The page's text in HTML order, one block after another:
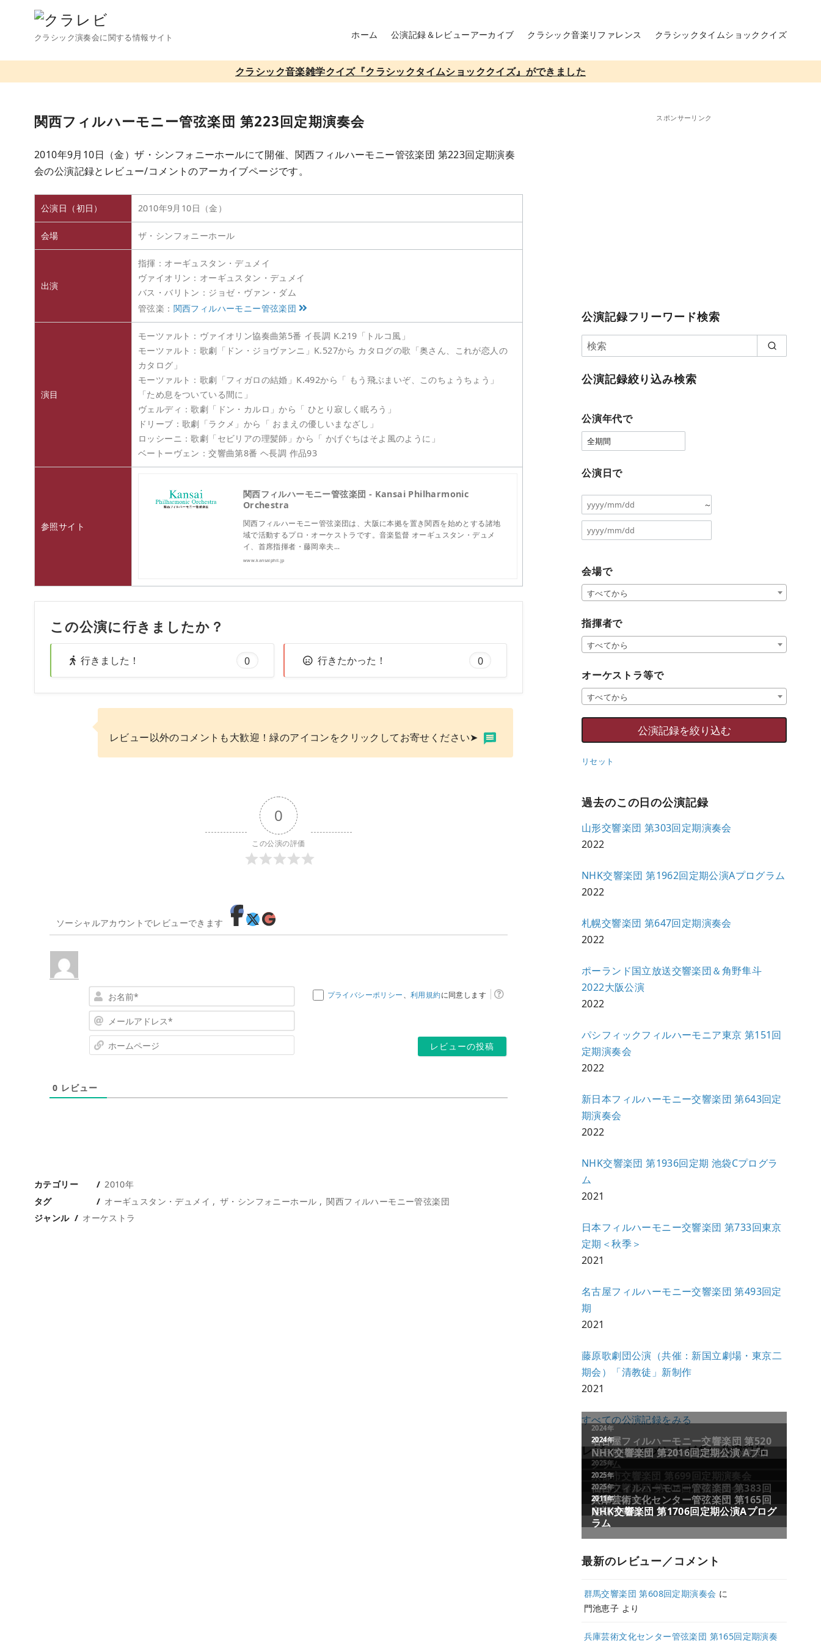
クラシック演奏会に関する情報サイト ホーム 公演記録＆レビューアーカイブ クラシック音楽リファレンス クラシックタイムショッククイズ
クラシック音楽雑学クイズ『クラシックタイムショッククイズ』ができました
関西フィルハーモニー管弦楽団 第223回定期演奏会
2010年9月10日（金）ザ・シンフォニーホールにて開催、関西フィルハーモニー管弦楽団 第223回定期演奏
会の公演記録とレビュー/コメントのアーカイブページです。
公演日（初日） 2010年9月10日（金）
会場 ザ・シンフォニーホール
出演
指揮：オーギュスタン・デュメイ
ヴァイオリン：オーギュスタン・デュメイ
バス・バリトン：ジョゼ・ヴァン・ダム
管弦楽： 関西フィルハーモニー管弦楽団
演目
モーツァルト：ヴァイオリン協奏曲第5番 イ長調 K.219「トルコ風」
モーツァルト：歌劇「ドン・ジョヴァンニ」K.527から カタログの歌「奥さん、これが恋人の
カタログ」
モーツァルト：歌劇「フィガロの結婚」K.492から「 もう飛ぶまいぞ、このちょうちょう」
「ため息をついている間に」
ヴェルディ：歌劇「ドン・カルロ」から「 ひとり寂しく眠ろう」
ドリーブ：歌劇「ラクメ」から「 おまえの優しいまなざし」
ロッシーニ：歌劇「セビリアの理髪師」から「 かげぐちはそよ風のように」
ベートーヴェン：交響曲第8番 ヘ長調 作品93
参照サイト
関西フィルハーモニー管弦楽団 - Kansai Philharmonic
Orchestra
関西フィルハーモニー管弦楽団は、大阪に本拠を置き関西を始めとする諸地
域で活動するプロ・オーケストラです。音楽監督 オーギュスタン・デュメ
イ、首席指揮者・藤岡幸夫…
www.kansaiphil.jp
この公演に行きましたか？
行きました！ 0 行きたかった！ 0
レビュー以外のコメントも大歓迎！緑のアイコンをクリックしてお寄せください➤
0
この公演の評価
ソーシャルアカウントでレビューできます
名
*ー
ス
ー
ー
プライバシーポリシー、 利用規約に同意します
0 レビュー
カテゴリー
2010年
タグ
オーギュスタン・デュメイ ザ・シンフォニーホール
関西フィルハーモニー管弦楽団
ジャンル
オーケストラ
スポンサーリンク
公演記録フリーワード検索
公演記録絞り込み検索
公演年代で
公演日で
～
会場で
すべてから
指揮者で
すべてから
オーケストラ等で
すべてから
リセット
過去のこの日の公演記録
山形交響楽団 第303回定期演奏会
2022
NHK交響楽団 第1962回定期公演Aプログラム
2022
札幌交響楽団 第647回定期演奏会
2022
ポーランド国立放送交響楽団＆角野隼斗
2022大阪公演
2022
パシフィックフィルハーモニア東京 第151回
定期演奏会
2022
新日本フィルハーモニー交響楽団 第643回定
期演奏会
2022
NHK交響楽団 第1936回定期 池袋Cプログラ
ム
2021
日本フィルハーモニー交響楽団 第733回東京
定期＜秋季＞
2021
名古屋フィルハーモニー交響楽団 第493回定
期
2021
藤原歌劇団公演（共催：新国立劇場・東京二
期会）「清教徒」新制作
2021
すべての公演記録をみる
レビュー／コメントが多い公演記録
最新のレビュー／コメント
群馬交響楽団 第608回定期演奏会 に
門池恵子 より
兵庫芸術文化センター管弦楽団 第165回定期演奏